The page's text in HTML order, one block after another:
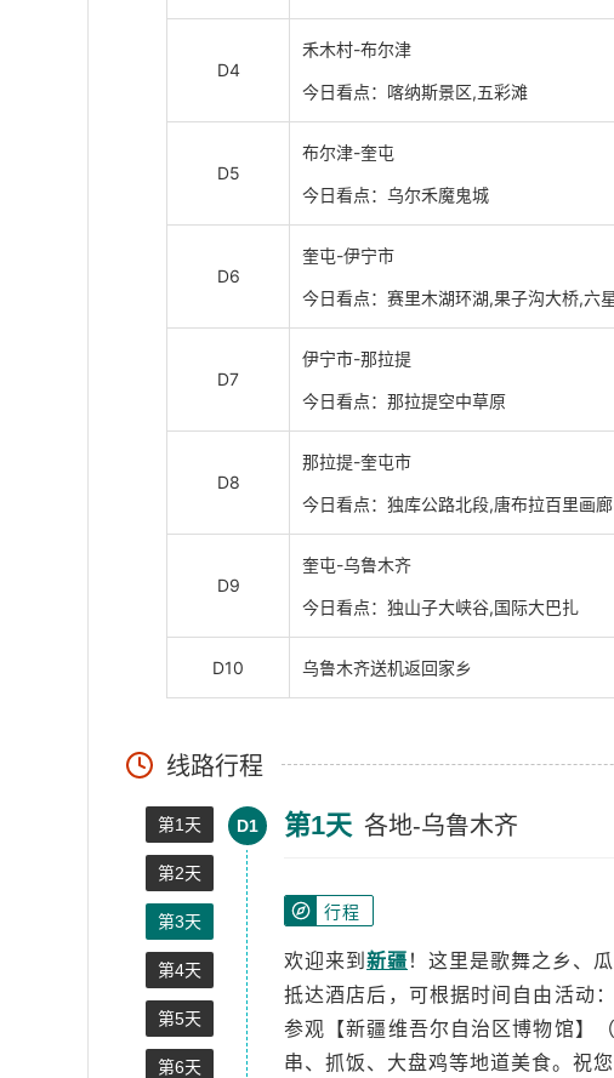
D4
禾木村-布尔津
今日看点：喀纳斯景区,五彩滩
D5
布尔津-奎屯
今日看点：乌尔禾魔鬼城
D6
奎屯-伊宁市
今日看点：赛里木湖环湖,果子沟大桥,六
D7
伊宁市-那拉提
今日看点：那拉提空中草原
D8
那拉提-奎屯市
今日看点：独库公路北段,唐布拉百里画廊
D9
奎屯-乌鲁木齐
今日看点：独山子大峡谷,国际大巴扎
D10 乌鲁木齐送机返回家乡
线路行程
第1天
第2天
第3天
第4天
第5天
第6天
D1 第1天 各地-乌鲁木齐
行程
欢迎来到 新疆 ！这里是歌舞之乡、
抵达酒店后，可根据时间自由活动
参观【新疆维吾尔自治区博物馆】
串、抓饭、大盘鸡等地道美食。祝